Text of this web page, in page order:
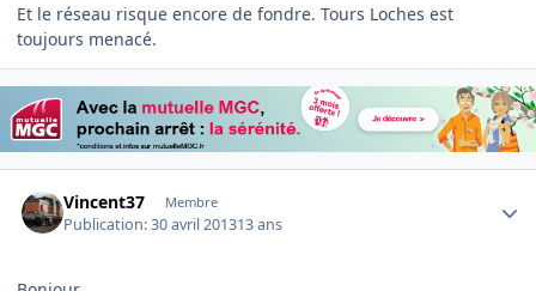
Et le réseau risque encore de fondre. Tours Loches est
toujours menacé.
Vincent37 Membre
Publication:30 avril 201313 ans